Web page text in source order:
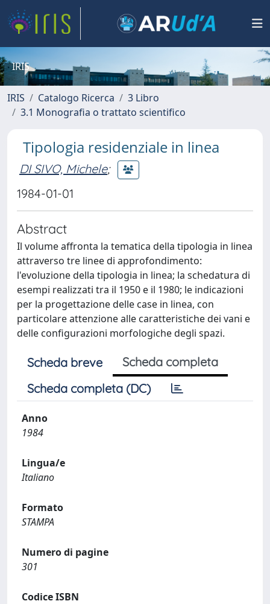
IRIS
IRIS Catalogo Ricerca
3 Libro
3.1 Monografia o trattato scientifico
Tipologia residenziale in linea
DI SIVO, Michele;
1984-01-01
Abstract
Il volume affronta la tematica della tipologia in linea
attraverso tre linee di approfondimento:
l'evoluzione della tipologia in linea; la schedatura di
esempi realizzati tra il 1950 e il 1980; le indicazioni
per la progettazione delle case in linea, con
particolare attenzione alle caratteristiche dei vani e
delle configurazioni morfologiche degli spazi.
Scheda breve
Scheda completa
Scheda completa (DC)
Anno
1984
Lingua/e
Italiano
Formato
STAMPA
Numero di pagine
301
Codice ISBN